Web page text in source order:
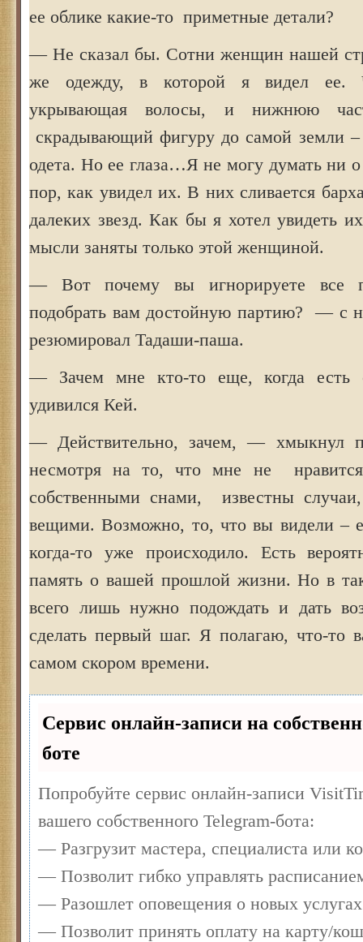
ее облике какие-то приметные детали?
— Не сказал бы. Сотни женщин нашей
же одежду, в которой я видел ее.
укрывающая волосы, и нижнюю
скрадывающий фигуру до самой земли
одета. Но ее глаза…Я не могу думать ни
пор, как увидел их. В них сливается
далеких звезд. Как бы я хотел увидеть
мысли заняты только этой женщиной.
— Вот почему вы игнорируете все
подобрать вам достойную партию? — с
резюмировал Тадаши-паша.
— Зачем мне кто-то еще, когда есть
удивился Кей.
— Действительно, зачем, — хмыкнул
несмотря на то, что мне не
собственными снами, известны
вещими. Возможно, то, что вы видели –
когда-то уже происходило. Есть
память о вашей прошлой жизни. Но в
всего лишь нужно подождать и дать
сделать первый шаг. Я полагаю, что-то
самом скором времени.
Сервис онлайн-записи на
боте
Попробуйте сервис онлайн-записи
вашего собственного Telegram-бота:
— Разгрузит мастера, специалиста или
— Позволит гибко управлять
— Разошлет оповещения о новых
— Позволит принять оплату на карту/